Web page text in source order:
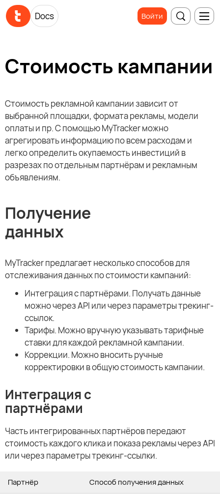
Docs Войти
Стоимость кампании
Стоимость рекламной кампании зависит от
выбранной площадки, формата рекламы, модели
оплаты и пр. С помощью MyTracker можно
агрегировать информацию по всем расходам и
легко определить окупаемость инвестиций в
разрезах по отдельным партнёрам и рекламным
объявлениям.
Получение
данных
MyTracker предлагает несколько способов для
отслеживания данных по стоимости кампаний:
Интеграция с партнёрами. Получать данные
можно через API или через параметры трекинг-
ссылок.
Тарифы. Можно вручную указывать тарифные
ставки для каждой рекламной кампании.
Коррекции. Можно вносить ручные
корректировки в общую стоимость кампании.
Интеграция с
партнёрами
Часть интегрированных партнёров передают
стоимость каждого клика и показа рекламы через API
или через параметры трекинг-ссылки.
Партнёр Способ получения данных